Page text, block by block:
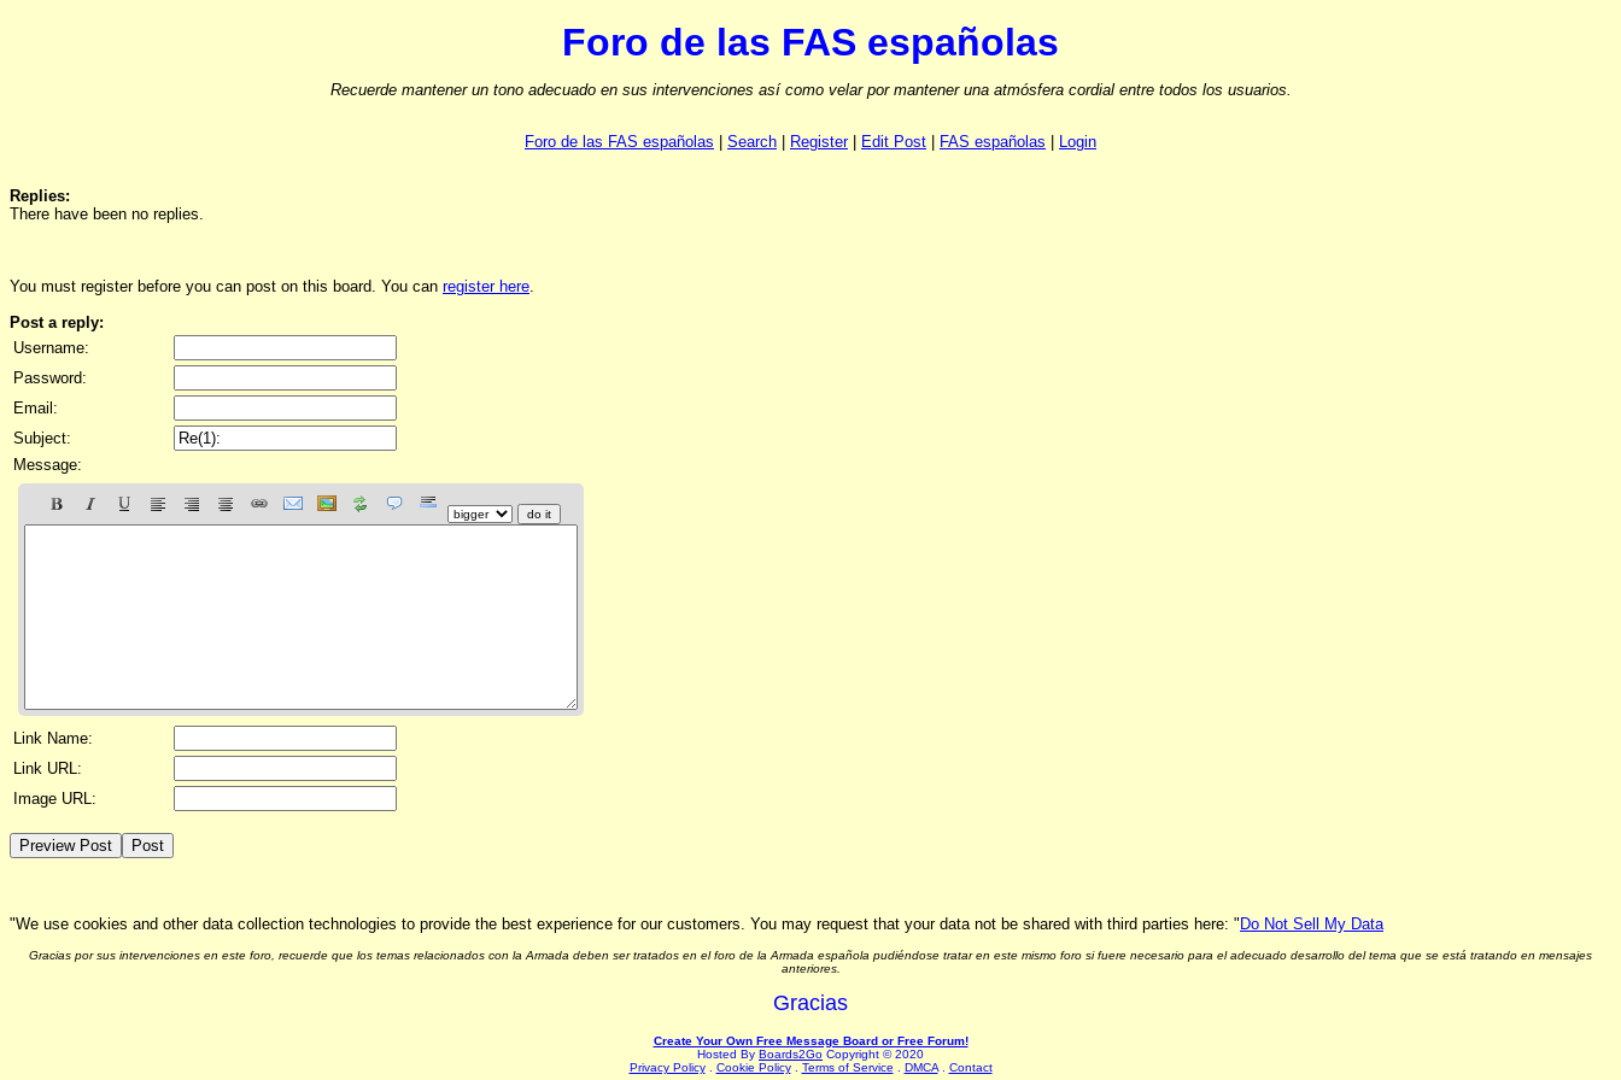
Foro de las FAS españolas
Recuerde mantener un tono adecuado en sus intervenciones así como velar por mantener una atmósfera cordial entre todos los usuarios.
Foro de las FAS españolas Search Register| Edit Post FAS españolas Login
Replies:
There have been no replies.
You must register before you can post on this board. You can register here.
Post a reply:
Username:
Password:
Email:
Subject:
Message:
Link Name:
Link URL:
Image URL:
"We use cookies and other data collection technologies to provide the best experience for our customers. You may request that your data not be shared with third parties here: " Do Not Sell My Data
Gracias por sus intervenciones en este foro, recuerde que los temas relacionados con la Armada deben ser tratados en el foro de la Armada española pudiéndose tratar en este mismo foro si fuere necesario para el adecuado desarrollo del tema que se está tratando en mensajes
anteriores.
Gracias
Create Your Own Free Message Board or Free Forum!
Hosted By Boards2Go Copyright © 2020
Privacy Policy. Cookie Policy. Terms of Service DMCA. Contact